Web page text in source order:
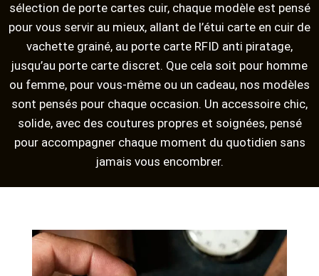
sélection de porte cartes cuir, chaque modèle est pensé
pour vous servir au mieux, allant de l’étui carte en cuir de
vachette grainé, au porte carte RFID anti piratage,
jusqu’au porte carte discret. Que cela soit pour homme
ou femme, pour vous-même ou un cadeau, nos modèles
sont pensés pour chaque occasion. Un accessoire chic,
solide, avec des coutures propres et soignées, pensé
pour accompagner chaque moment du quotidien sans
jamais vous encombrer.